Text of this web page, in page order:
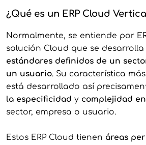
¿Qué es un ERP Cloud
Normalmente, se entiende por
solución Cloud que se
estándares definidos de un
un usuario. Su característica
está desarrollado así
la especificidad ycomplejidad
sector, empresa o usuario.
Estos ERP Cloud tienen áreas